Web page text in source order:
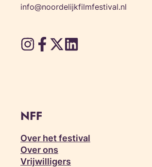
info@noordelijkfilmfestival.nl
NFF
Over het festival
Over ons
Vrijwilligers